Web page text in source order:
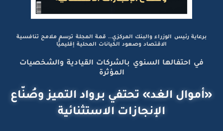
برعاية رئيس الوزراء والبنك المركزي.. قمة المجلة ترسم ملامح تنافسية
الاقتصاد وصعود الكيانات المحلية إقليميًّا
في احتفالها السنوي بالشركات القيادية والشخصيات
المؤثرة
«أموال الغد» تحتفي برواد التميز وصُنّاع
الإنجازات الاستثنائية